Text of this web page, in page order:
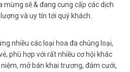
mừng sẽ & đang cung cấp các dịch
và uy tín tới quý khách.
nhiều các loại hoa đa chủng loại,
phù hợp với rất nhiều cơ hội khác
mở bán khai trương, đám cưới,